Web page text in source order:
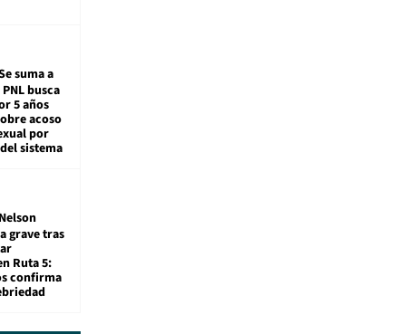
suma a
busca
5 años
acoso
por
sistema
Nelson
grave tras
Ruta 5:
confirma